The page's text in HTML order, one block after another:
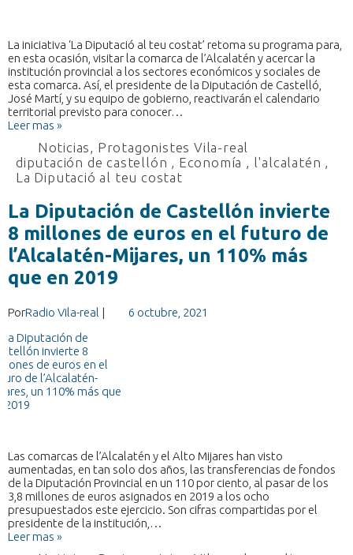
La iniciativa ‘La Diputació al teu costat’ retoma su programa para,
en esta ocasión, visitar la comarca de l’Alcalatén y acercar la
institución provincial a los sectores económicos y sociales de
esta comarca. Así, el presidente de la Diputación de Castelló,
José Martí, y su equipo de gobierno, reactivarán el calendario
territorial previsto para conocer…
Leer mas »
Noticias, Protagonistes Vila-real
diputación de castellón , Economía , l'alcalatén ,
La Diputació al teu costat
La Diputación de Castellón invierte
8 millones de euros en el futuro de
l’Alcalatén-Mijares, un 110% más
que en 2019
PorRadio Vila-real | 6 octubre, 2021
Las comarcas de l’Alcalatén y el Alto Mijares han visto
aumentadas, en tan solo dos años, las transferencias de fondos
de la Diputación Provincial en un 110 por ciento, al pasar de los
3,8 millones de euros asignados en 2019 a los ocho
presupuestados este ejercicio. Son cifras compartidas por el
presidente de la institución,…
Leer mas »